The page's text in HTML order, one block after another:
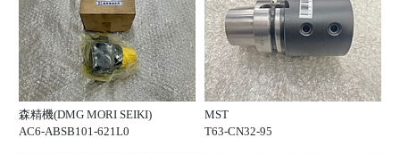
森精機(DMG MORI SEIKI)
AC6-ABSB101-621L0
MST
T63-CN32-95